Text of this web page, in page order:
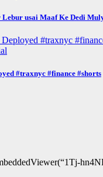
usai Maaf Ke Dedi
#traxnyc #finance #shorts